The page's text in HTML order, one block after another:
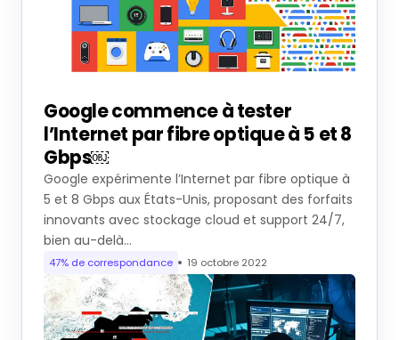
Google commence à tester
l’Internet par fibre optique à 5 et 8
Gbps￼
Google expérimente l’Internet par fibre optique à
5 et 8 Gbps aux États-Unis, proposant des forfaits
innovants avec stockage cloud et support 24/7,
bien au-delà…
47% de correspondance 19 octobre 2022